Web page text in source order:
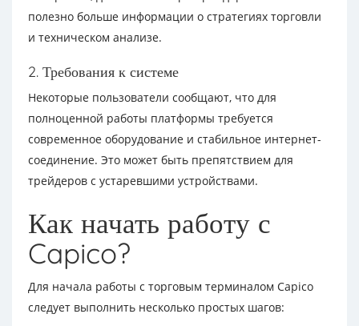
полезно больше информации о стратегиях торговли
и техническом анализе.
2. Требования к системе
Некоторые пользователи сообщают, что для
полноценной работы платформы требуется
современное оборудование и стабильное интернет-
соединение. Это может быть препятствием для
трейдеров с устаревшими устройствами.
Как начать работу с
Capico?
Для начала работы с торговым терминалом Capico
следует выполнить несколько простых шагов: